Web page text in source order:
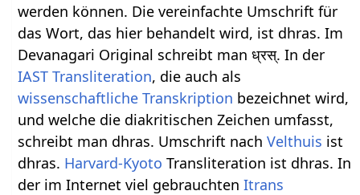
werden können. Die vereinfachte Umschrift für
das Wort, das hier behandelt wird, ist dhras. Im
Devanagari Original schreibt man ध्रस्. In der
IAST Transliteration, die auch als
wissenschaftliche Transkription bezeichnet wird,
und welche die diakritischen Zeichen umfasst,
schreibt man dhras. Umschrift nachVelthuis ist
dhras. Harvard-Kyoto Transliteration ist dhras. In
der im Internet viel gebrauchtenItrans